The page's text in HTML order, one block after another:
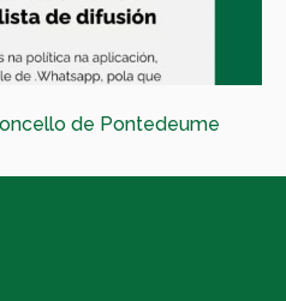
de Pontedeume